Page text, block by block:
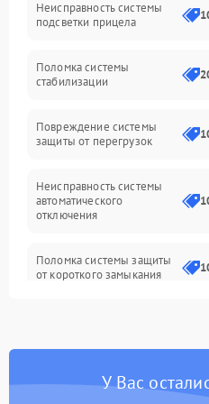
Неисправность фокусировки
Электропитание
Механика
Корпус/Герметичность
Неисправность системы
подсветки прицела
Поломка системы
стабилизации
Повреждение системы
защиты от перегрузок
Неисправность системы
автоматического
отключения
Поломка системы защиты
от короткого замыкания
Неисправность системы
У Вас